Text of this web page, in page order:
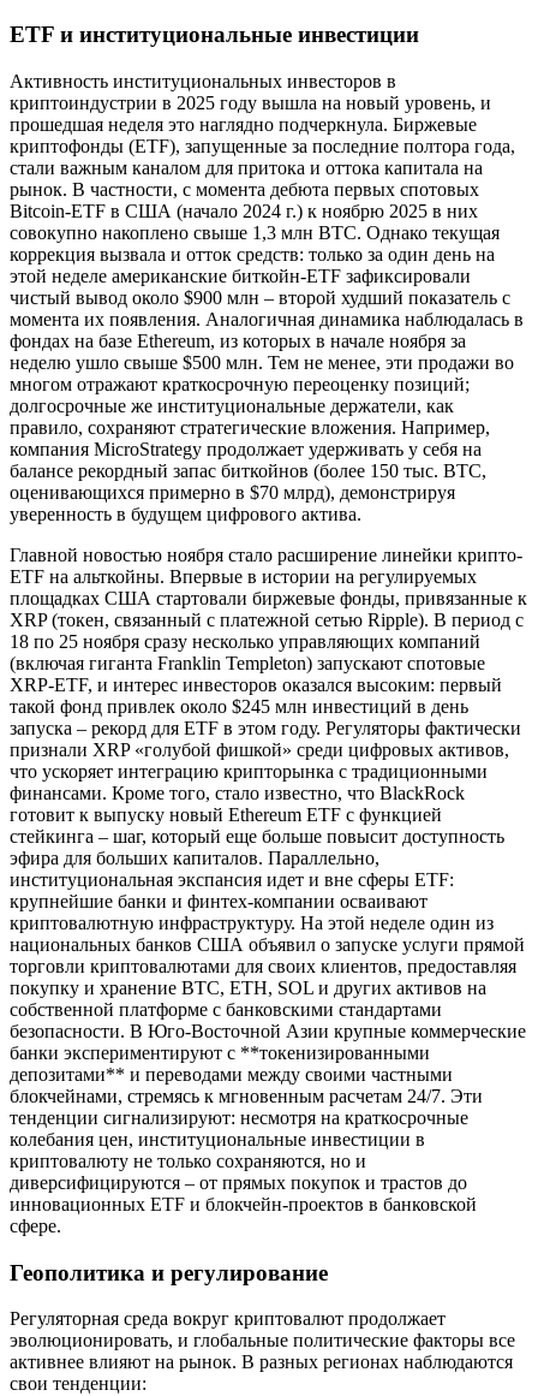
ETF и институциональные инвестиции
Активность институциональных инвесторов в
криптоиндустрии в 2025 году вышла на новый уровень, и
прошедшая неделя это наглядно подчеркнула. Биржевые
криптофонды (ETF), запущенные за последние полтора года,
стали важным каналом для притока и оттока капитала на
рынок. В частности, с момента дебюта первых спотовых
Bitcoin-ETF в США (начало 2024 г.) к ноябрю 2025 в них
совокупно накоплено свыше 1,3 млн BTC. Однако текущая
коррекция вызвала и отток средств: только за один день на
этой неделе американские биткойн-ETF зафиксировали
чистый вывод около $900 млн – второй худший показатель с
момента их появления. Аналогичная динамика наблюдалась в
фондах на базе Ethereum, из которых в начале ноября за
неделю ушло свыше $500 млн. Тем не менее, эти продажи во
многом отражают краткосрочную переоценку позиций;
долгосрочные же институциональные держатели, как
правило, сохраняют стратегические вложения. Например,
компания MicroStrategy продолжает удерживать у себя на
балансе рекордный запас биткойнов (более 150 тыс. BTC,
оценивающихся примерно в $70 млрд), демонстрируя
уверенность в будущем цифрового актива.
Главной новостью ноября стало расширение линейки крипто-
ETF на альткойны. Впервые в истории на регулируемых
площадках США стартовали биржевые фонды, привязанные к
XRP (токен, связанный с платежной сетью Ripple). В период с
18 по 25 ноября сразу несколько управляющих компаний
(включая гиганта Franklin Templeton) запускают спотовые
XRP-ETF, и интерес инвесторов оказался высоким: первый
такой фонд привлек около $245 млн инвестиций в день
запуска – рекорд для ETF в этом году. Регуляторы фактически
признали XRP «голубой фишкой» среди цифровых активов,
что ускоряет интеграцию крипторынка с традиционными
финансами. Кроме того, стало известно, что BlackRock
готовит к выпуску новый Ethereum ETF с функцией
стейкинга – шаг, который еще больше повысит доступность
эфира для больших капиталов. Параллельно,
институциональная экспансия идет и вне сферы ETF:
крупнейшие банки и финтех-компании осваивают
криптовалютную инфраструктуру. На этой неделе один из
национальных банков США объявил о запуске услуги прямой
торговли криптовалютами для своих клиентов, предоставляя
покупку и хранение BTC, ETH, SOL и других активов на
собственной платформе с банковскими стандартами
безопасности. В Юго-Восточной Азии крупные коммерческие
банки экспериментируют с **токенизированными
депозитами** и переводами между своими частными
блокчейнами, стремясь к мгновенным расчетам 24/7. Эти
тенденции сигнализируют: несмотря на краткосрочные
колебания цен, институциональные инвестиции в
криптовалюту не только сохраняются, но и
диверсифицируются – от прямых покупок и трастов до
инновационных ETF и блокчейн-проектов в банковской
сфере.
Геополитика и регулирование
Регуляторная среда вокруг криптовалют продолжает
эволюционировать, и глобальные политические факторы все
активнее влияют на рынок. В разных регионах наблюдаются
свои тенденции: